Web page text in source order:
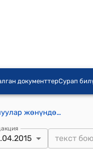
документтерСурап
КР 2013-жылдын 18-апрелиндеги № 84 "«Мамлекеттик сатып алуулар жөнүндө» Кыргыз Республикасынын Мыйзамына толуктоолорду киргизүү тууралуу" Мыйзамы